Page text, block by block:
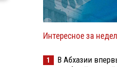
Интересное за
1
В Абхазии